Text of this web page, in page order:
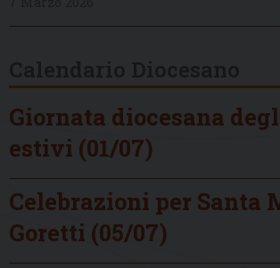
Giornata diocesana
estivi (01/07)
Celebrazioni per Santa
Goretti (05/07)